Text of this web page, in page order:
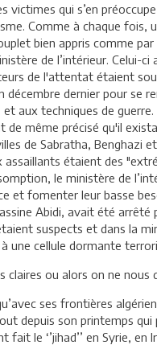
victimes qui s’en
Comme à chaque fois,
bien appris comme
de l’intérieur. Celui-
de l'attentat étaient
dernier pour se
aux techniques de
même précisé qu'il
de Sabratha, Benghazi
étaient des
le ministère de
et fomenter leur basse
Abidi, avait été
suspects et dans la
une cellule dormante
claires ou alors on ne
ses frontières
depuis son printemps
le ‘’jihad’’ en Syrie,